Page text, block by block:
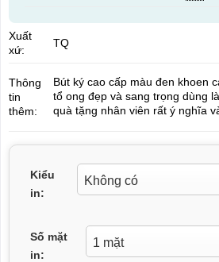
Xuất
xứ:
TQ
Thông
tin
thêm:
Bút ký cao cấp màu đen khoen
tổ ong đẹp và sang trọng dùng
quà tặng nhân viên rất ý nghĩa
Kiểu
in:
Số mặt
in: